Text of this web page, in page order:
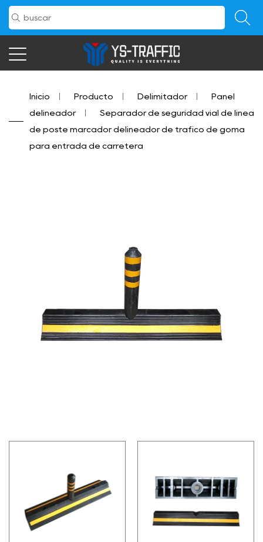
Inicio Producto Delimitador Panel
delineador Separador de seguridad vial de línea
de poste marcador delineador de tráfico de goma
para entrada de carretera